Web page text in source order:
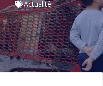
Actualité